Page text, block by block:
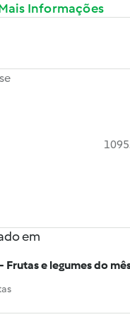
Informações
em
Frutas e legumes do